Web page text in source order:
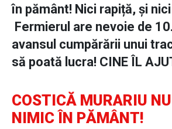
în pământ! Nici rapiță, și
Fermierul are nevoie de
avansul cumpărării unui
să poată lucra! CINE ÎL
COSTICĂ MURARIU
NIMIC ÎN PĂMÂNT!